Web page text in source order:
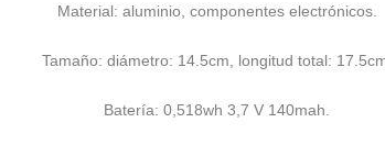
Material: aluminio, componentes electrónicos.
Tamaño: diámetro: 14.5cm, longitud total:
Batería: 0,518wh 3,7 V 140mah.